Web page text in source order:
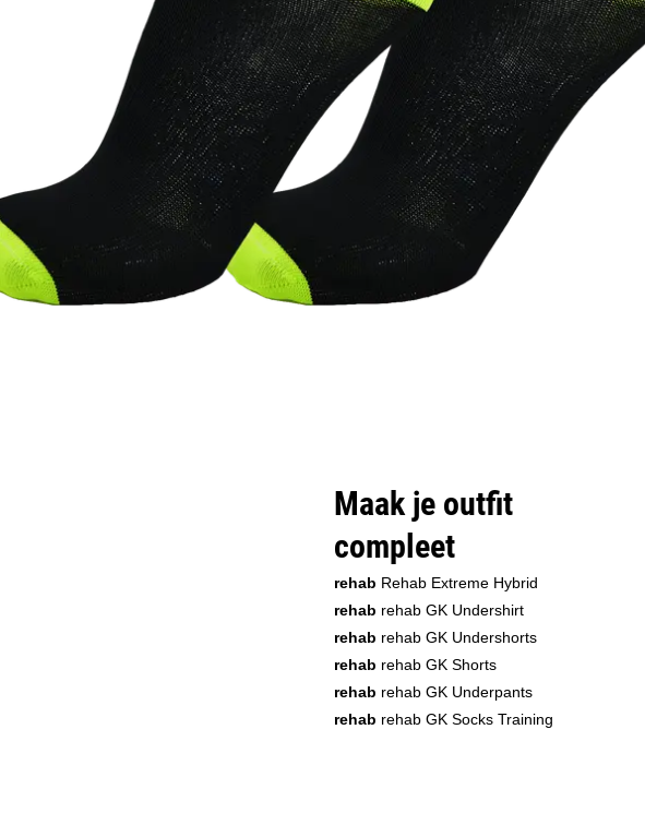
Maak je outfit
compleet
rehab Rehab Extreme Hybrid
rehab rehab GK Undershirt
rehab rehab GK Undershorts
rehab rehab GK Shorts
rehab rehab GK Underpants
rehab rehab GK Socks Training